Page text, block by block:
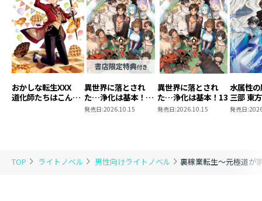
TOP ライトノベル 男性向けライトノベル 裏稼業転生～元極道が
おかしな転生XXX
道化師たちはこんが
異世界に落とされ
た…浄化は基本！
13【ピッコマ限定
発売日:2026.10.15
異世界に落とされ
た…浄化は基本！13
発売日:2026.10.15
水属性
三部 東
発売日: